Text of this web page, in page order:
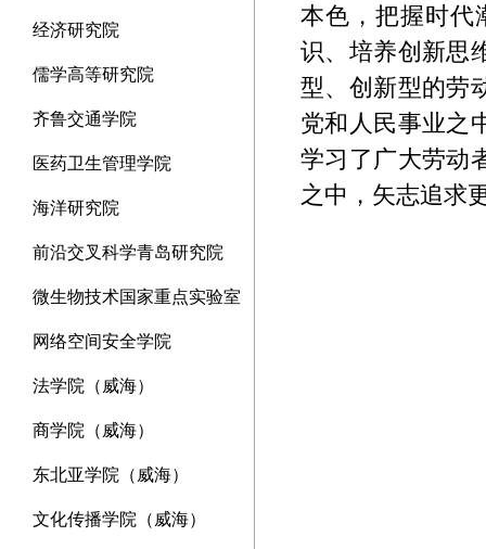
经济研究院
儒学高等研究院
齐鲁交通学院
医药卫生管理学院
海洋研究院
前沿交叉科学青岛研究院
微生物技术国家重点实验室
网络空间安全学院
法学院（威海）
商学院（威海）
东北亚学院（威海）
文化传播学院（威海）
本色，把握时代
识、培养创新思
型、创新型的劳
党和人民事业之
学习了广大劳动
之中，矢志追求